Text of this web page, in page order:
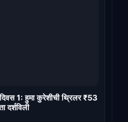
1: हुमा कुरेशीची थ्रिलर ₹53
दर्शविली